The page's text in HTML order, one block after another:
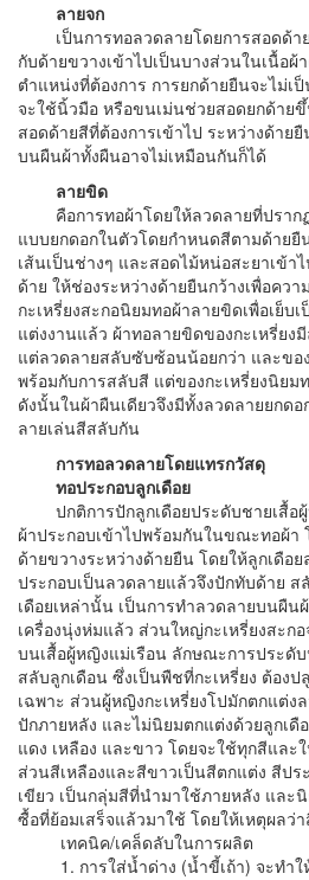
ลายจก
เป็นการทอลวดลายโดยการสอดด้าย
กับด้ายขวางเข้าไปเป็นบางส่วนในเนื้อ
ตำแหน่งที่ต้องการ การยกด้ายยืนจะไม่เ
จะใช้นิ้วมือ หรือขนเม่นช่วยสอดยกด้าย
สอดด้ายสีที่ต้องการเข้าไป ระหว่างด้า
บนผืนผ้าทั้งผืนอาจไม่เหมือนกันก็ได้
ลายขิด
คือการทอผ้าโดยให้ลวดลายที่ปราก
แบบยกดอกในตัวโดยกำหนดสีตามด้าย
เส้นเป็นช่างๆ และสอดไม้หน่อสะยาเข้า
ด้าย ให้ช่องระหว่างด้ายยืนกว้างเพื่อคว
กะเหรี่ยงสะกอนิยมทอผ้าลายขิดเพื่อเย็บ
แต่งงานแล้ว ผ้าทอลายขิดของกะเหรี่ย
แต่ลวดลายสลับซับซ้อนน้อยกว่า และขอ
พร้อมกับการสลับสี แต่ของกะเหรี่ยงนิย
ดังนั้นในผ้าผืนเดียวจึงมีทั้งลวดลายยกด
ลายเล่นสีสลับกัน
การทอลวดลายโดยแทรกวัสดุ
ทอประกอบลูกเดือย
ปกติการปักลูกเดือยประดับชายเสื้อผู้
ผ้าประกอบเข้าไปพร้อมกันในขณะทอผ้า
ด้ายขวางระหว่างด้ายยืน โดยให้ลูกเดือ
ประกอบเป็นลวดลายแล้วจึงปักทับด้าย ส
เดือยเหล่านั้น เป็นการทำลวดลายบนผืน
เครื่องนุ่งห่มแล้ว ส่วนใหญ่กะเหรี่ยงสะก
บนเสื้อผู้หญิงแม่เรือน ลักษณะการประดั
สลับลูกเดือน ซึ่งเป็นพืชที่กะเหรี่ยง ต้องป
เฉพาะ ส่วนผู้หญิงกะเหรี่ยงโปมักตกแต่ง
ปักภายหลัง และไม่นิยมตกแต่งด้วยลูกเดื
แดง เหลือง และขาว โดยจะใช้ทุกสีแล
ส่วนสีเหลืองและสีขาวเป็นสีตกแต่ง สีป
เขียว เป็นกลุ่มสีที่นำมาใช้ภายหลัง แล
ซื้อที่ย้อมเสร็จแล้วมาใช้ โดยให้เหตุผลว่
เทคนิค/เคล็ดลับในการผลิต
1. การใส่น้ำด่าง (น้ำขี้เถ้า) จะทำใ